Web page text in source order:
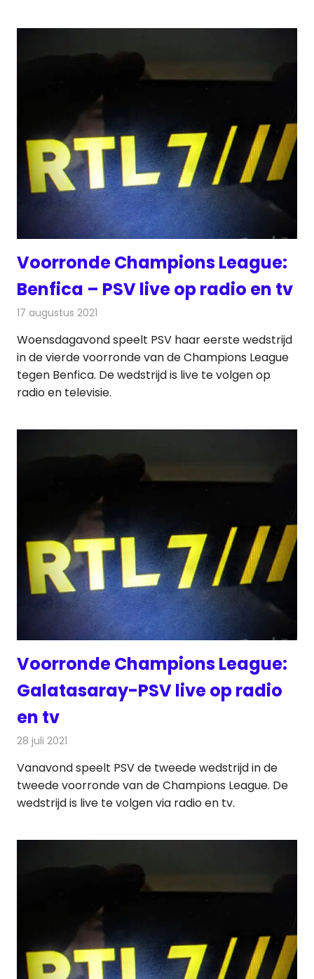
Voorronde Champions League:
Benfica – PSV live op radio en tv
17 augustus 2021
Woensdagavond speelt PSV haar eerste wedstrijd
in de vierde voorronde van de Champions League
tegen Benfica. De wedstrijd is live te volgen op
radio en televisie.
Voorronde Champions League:
Galatasaray-PSV live op radio
en tv
28 juli 2021
Vanavond speelt PSV de tweede wedstrijd in de
tweede voorronde van de Champions League. De
wedstrijd is live te volgen via radio en tv.